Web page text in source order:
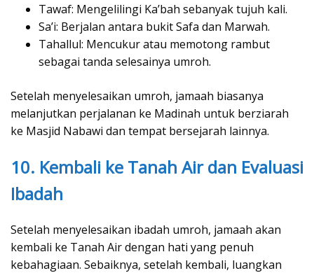
Tawaf: Mengelilingi Ka’bah sebanyak tujuh kali.
Sa’i: Berjalan antara bukit Safa dan Marwah.
Tahallul: Mencukur atau memotong rambut
sebagai tanda selesainya umroh.
Setelah menyelesaikan umroh, jamaah biasanya
melanjutkan perjalanan ke Madinah untuk berziarah
ke Masjid Nabawi dan tempat bersejarah lainnya.
10. Kembali ke Tanah Air dan Evaluasi
Ibadah
Setelah menyelesaikan ibadah umroh, jamaah akan
kembali ke Tanah Air dengan hati yang penuh
kebahagiaan. Sebaiknya, setelah kembali, luangkan